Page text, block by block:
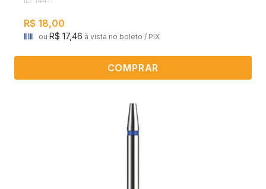
R$ 18,00
ou R$ 17,46 à vista no boleto / PIX
COMPRAR